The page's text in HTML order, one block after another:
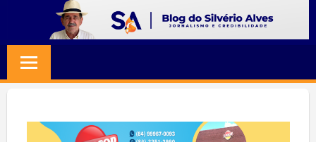
content
SILVERIO
ALVES
Jornalismo
Credibilidade